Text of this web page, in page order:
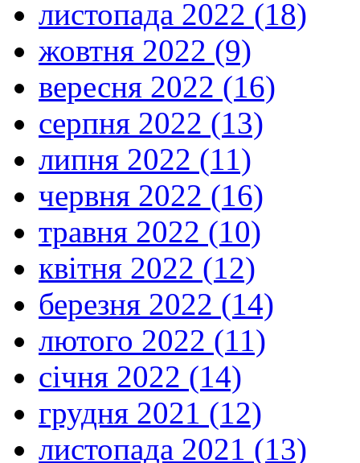
листопада 2022 (18)
жовтня 2022 (9)
вересня 2022 (16)
серпня 2022 (13)
липня 2022 (11)
червня 2022 (16)
травня 2022 (10)
квітня 2022 (12)
березня 2022 (14)
лютого 2022 (11)
січня 2022 (14)
грудня 2021 (12)
листопада 2021 (13)